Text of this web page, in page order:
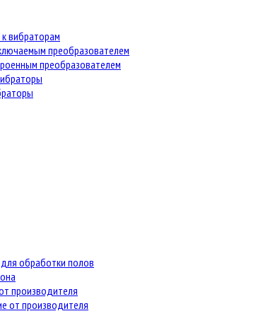
вибраторам
преобразователем
преобразователем
обработки полов
производителя
от производителя